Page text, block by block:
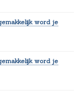
word je
word je